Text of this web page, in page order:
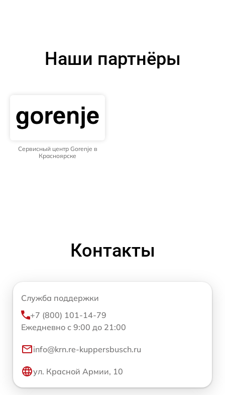
Наши партнёры
Сервисный центр Gorenje в
Красноярске
Контакты
Служба поддержки
+7 (800) 101-14-79
Ежедневно с 9:00 до 21:00
info@krn.re-kuppersbusch.ru
ул. Красной Армии, 10